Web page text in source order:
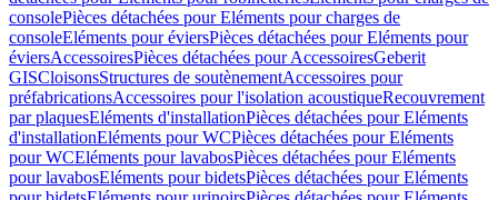
consolePièces détachées pour Eléments pour charges de
consoleEléments pour éviersPièces détachées pour Eléments pour
éviersAccessoiresPièces détachées pour AccessoiresGeberit
GISCloisonsStructures de soutènementAccessoires pour
préfabricationsAccessoires pour l'isolation acoustiqueRecouvrement
par plaquesEléments d'installationPièces détachées pour Eléments
d'installationEléments pour WCPièces détachées pour Eléments
pour WCEléments pour lavabosPièces détachées pour Eléments
pour lavabosEléments pour bidetsPièces détachées pour Eléments